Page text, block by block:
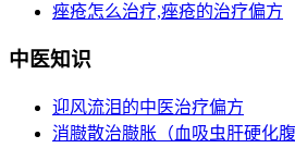
痤疮怎么治疗,痤疮的治疗偏方
中医知识
迎风流泪的中医治疗偏方
消臌散治臌胀（血吸虫肝硬化腹